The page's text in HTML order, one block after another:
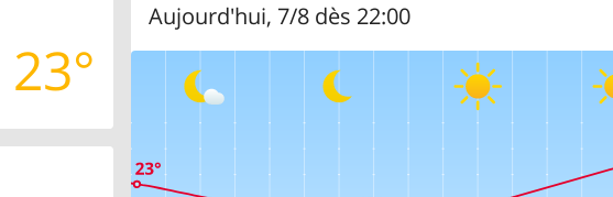
23°
Aujourd'hui, 7/8 dès 22:00